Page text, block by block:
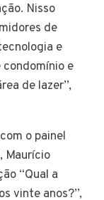
Nisso
de
e
e
de lazer”,
o painel
Maurício
“Qual a
vinte anos?”,